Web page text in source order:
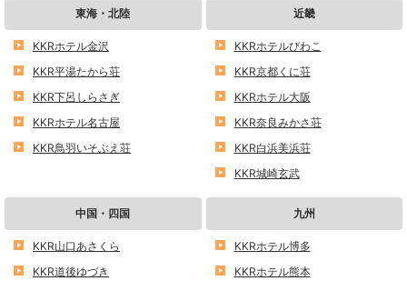
東海・北陸
KKRホテル金沢
KKR平湯たから荘
KKR下呂しらさぎ
KKRホテル名古屋
KKR鳥羽いそぶえ荘
近畿
KKRホテルびわこ
KKR京都くに荘
KKRホテル大阪
KKR奈良みかさ荘
KKR白浜美浜荘
KKR城崎玄武
中国・四国
KKR山口あさくら
KKR道後ゆづき
九州
KKRホテル博多
KKRホテル熊本